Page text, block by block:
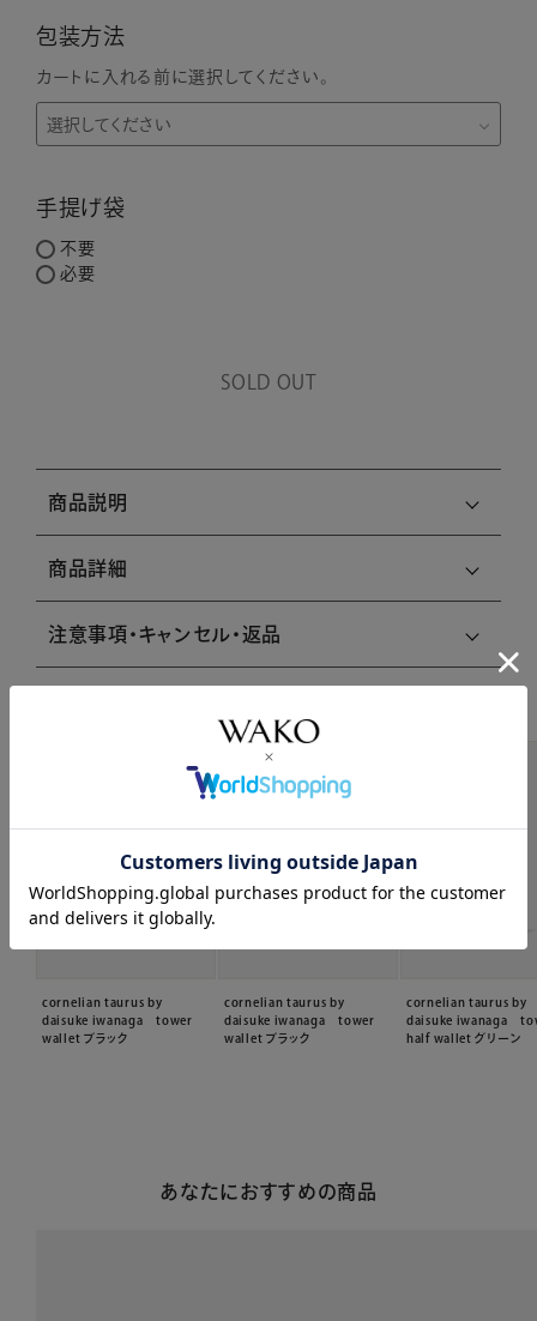
包装方法
カートに入れる前に選択してください。
手提げ袋
不要
必要
SOLD OUT
商品説明
商品詳細
注意事項・キャンセル・返品
cornelian taurus by
daisuke iwanaga tower
wallet ブラック
cornelian taurus by
daisuke iwanaga tower
wallet ブラック
cornelian taurus by
daisuke iwanaga
half wallet グリーン
あなたにおすすめの商品